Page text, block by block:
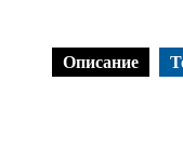
Описание